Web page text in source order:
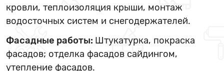
кровли, теплоизоляция крыши, монтаж
водосточных систем и снегодержателей.
Фасадные работы: Штукатурка, покраска
фасадов; отделка фасадов сайдингом,
утепление фасадов.